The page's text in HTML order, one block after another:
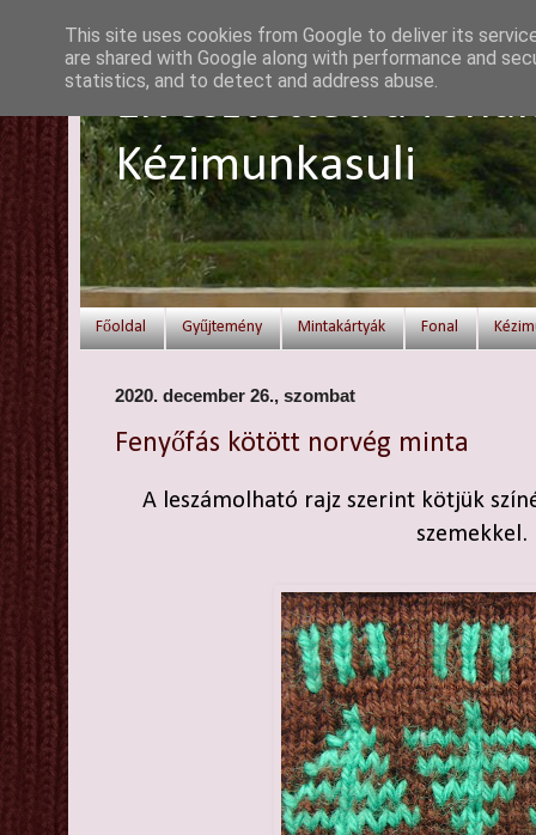
Elvesztetted a
Kézimunkasuli
Főoldal Gyűjtemény Mintakártyák Fonal
2020. december 26., szombat
Fenyőfás kötött norvég minta
A leszámolható rajz szerint kötjük
szemekkel.
This site uses cookies from Google to deliver its
are shared with Google along with performance and
statistics, and to detect and address abuse.